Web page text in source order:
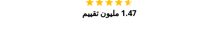
1.47 مليون تقييم